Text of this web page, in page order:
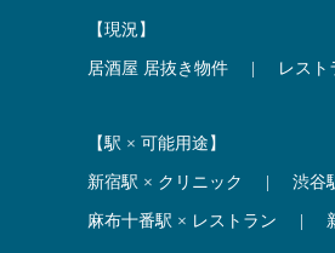
【現況】
居酒屋 居抜き物件 レスト
【駅 × 可能用途】
新宿駅 × クリニック 渋谷
麻布十番駅 × レストラン